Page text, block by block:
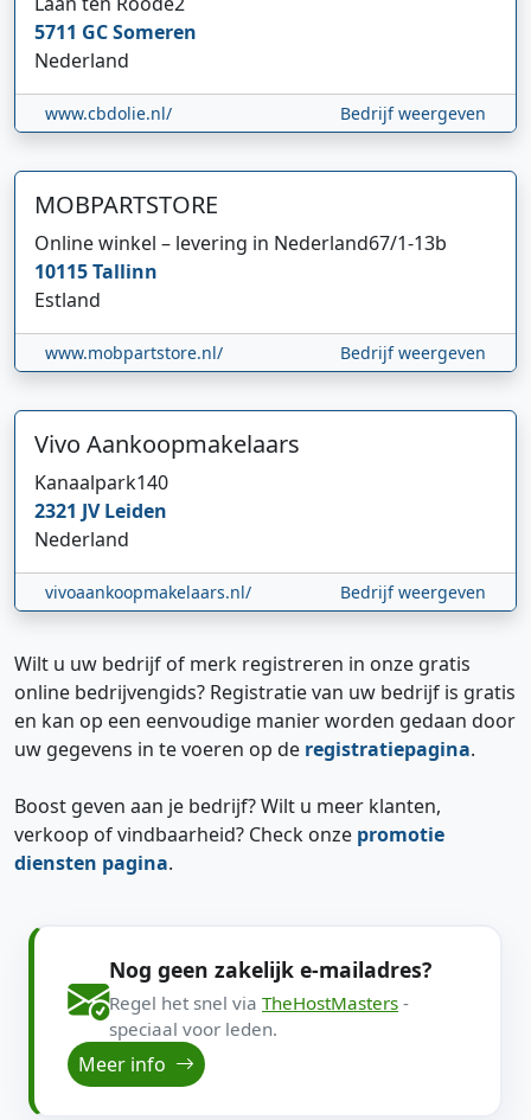
5711 GCSomeren
Nederland
www.cbdolie.nl/ Bedrijf weergeven
MOBPARTSTORE
Online winkel – levering in Nederland67/1-13b
10115Tallinn
Estland
www.mobpartstore.nl/ Bedrijf weergeven
Vivo Aankoopmakelaars
Kanaalpark140
2321 JVLeiden
Nederland
vivoaankoopmakelaars.nl/ Bedrijf weergeven
Wilt u uw bedrijf of merk registreren in onze gratis
online bedrijvengids? Registratie van uw bedrijf is gratis
en kan op een eenvoudige manier worden gedaan door
uw gegevens in te voeren op de registratiepagina.
Boost geven aan je bedrijf? Wilt u meer klanten,
verkoop of vindbaarheid? Check onze promotie
diensten pagina.
Nog geen zakelijk e-mailadres?
Regel het snel via TheHostMasters -
speciaal voor leden.
Meer info